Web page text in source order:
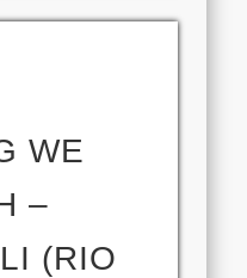
WE
–
(RIO